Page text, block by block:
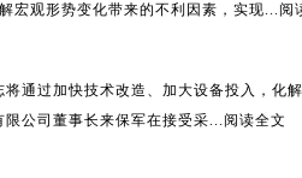
宏观形势变化带来的不利因素，实现...阅
通过加快技术改造、加大设备投入，化
公司董事长来保军在接受采...阅读全文